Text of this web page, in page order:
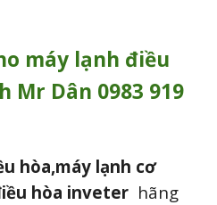
máy lạnh điều
Mr Dân 0983 919
hòa,máy lạnh cơ
hòa inveter hãng